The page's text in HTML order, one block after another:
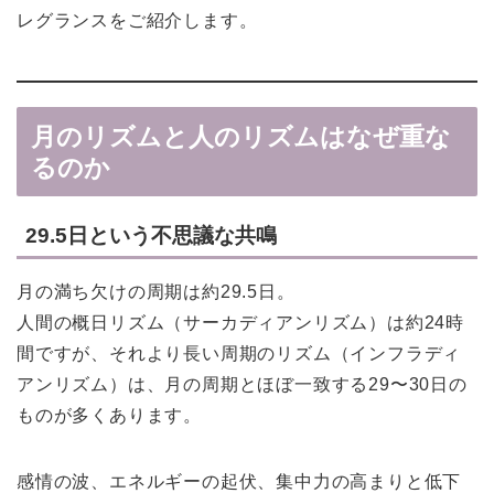
レグランスをご紹介します。
月のリズムと人のリズムはなぜ重な
るのか
29.5日という不思議な共鳴
月の満ち欠けの周期は約29.5日。
人間の概日リズム（サーカディアンリズム）は約24時
間ですが、それより長い周期のリズム（インフラディ
アンリズム）は、月の周期とほぼ一致する29〜30日の
ものが多くあります。
感情の波、エネルギーの起伏、集中力の高まりと低下